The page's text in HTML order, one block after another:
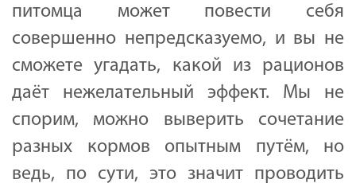
питомца может повести себя
совершенно непредсказуемо, и вы не
сможете угадать, какой из рационов
даёт нежелательный эффект. Мы не
спорим, можно выверить сочетание
разных кормов опытным путём, но
ведь, по сути, это значит проводить